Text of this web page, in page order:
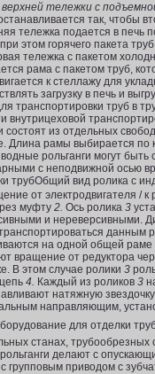
тележки с
так, чтобы
тележка подается в
этом горячего пакета
тележка с пакетом
рама с пакетом труб,
к стеллажу для
загрузку в печь и
транспортировки труб в
из отдель­ных
рамы выбирается по
рольганги могут
с неподвижной
Общий вид ролика с
от электродвигателя / к
муфту 2. Ось ролика 3
и нереверсивными.
данным
на одной общей
вращение от редуктора
В этом случае ролики 3
4. Каждый из роликов 3
натяжную звездочку
направляю­щим,
станах,
делают с
групповым приводом с